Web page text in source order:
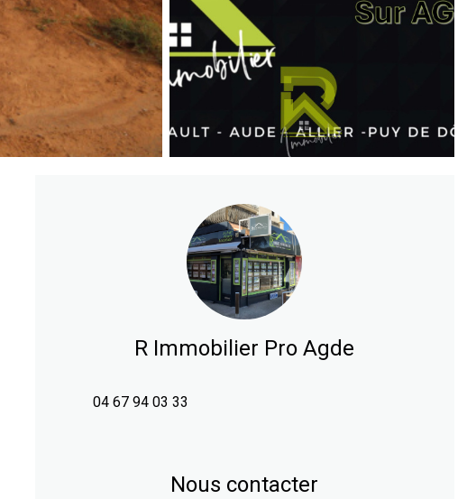
R Immobilier Pro Agde
04 67 94 03 33
Nous contacter